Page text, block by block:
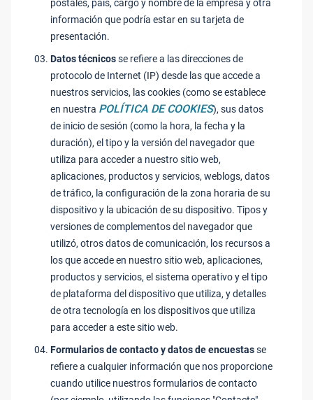
postales, país, cargo y nombre de la empresa y otra
información que podría estar en su tarjeta de
presentación.
Datos técnicosse refiere a las direcciones de
protocolo de Internet (IP) desde las que accede a
nuestros servicios, las cookies (como se establece
en nuestra POLÍTICA DE COOKIES), sus datos
de inicio de sesión (como la hora, la fecha y la
duración), el tipo y la versión del navegador que
utiliza para acceder a nuestro sitio web,
aplicaciones, productos y servicios, weblogs, datos
de tráfico, la configuración de la zona horaria de su
dispositivo y la ubicación de su dispositivo. Tipos y
versiones de complementos del navegador que
utilizó, otros datos de comunicación, los recursos a
los que accede en nuestro sitio web, aplicaciones,
productos y servicios, el sistema operativo y el tipo
de plataforma del dispositivo que utiliza, y detalles
de otra tecnología en los dispositivos que utiliza
para acceder a este sitio web.
Formularios de contacto y datos de encuestasse
refiere a cualquier información que nos proporcione
cuando utilice nuestros formularios de contacto